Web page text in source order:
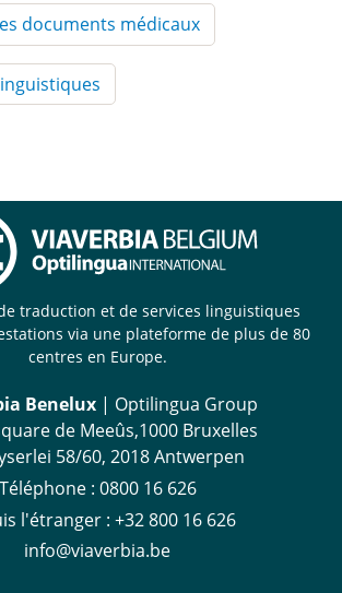
documents médicaux
traduction et de services linguistiques
via une plateforme de plus de 80
centres en Europe.
Benelux| Optilingua Group
de Meeûs,1000 Bruxelles
58/60, 2018 Antwerpen
Téléphone : ‪0800 16 626
l'étranger : +32 800 16 626
info@viaverbia.be